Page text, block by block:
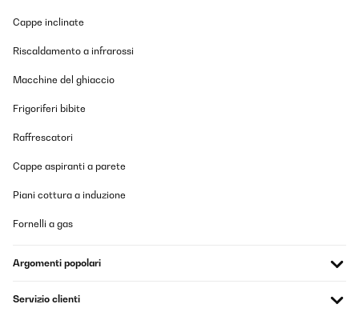
Cappe inclinate
Riscaldamento a infrarossi
Macchine del ghiaccio
Frigoriferi bibite
Raffrescatori
Cappe aspiranti a parete
Piani cottura a induzione
Fornelli a gas
Argomenti popolari
Servizio clienti